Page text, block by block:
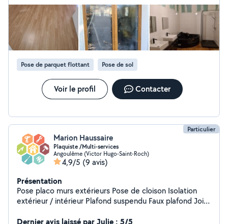
Pose de parquet flottant Pose de sol
Voir le profil Contacter
Particulier
Marion Haussaire
Plaquiste /Multi-services
Angoulême (Victor Hugo-Saint-Roch)
4,9/5 (9 avis)
Présentation
Pose placo murs extérieurs Pose de cloison Isolation
extérieur / intérieur Plafond suspendu Faux plafond Joint
- pose de cuisine - pose de panneaux photovoltaïques -
Dernier avis laissé par Julie : 5/5